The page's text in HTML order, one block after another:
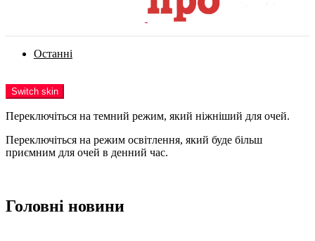
Останні
Switch skin
Переключіться на темний режим, який ніжніший для очей.
Переключіться на режим освітлення, який буде більш
приємним для очей в денний час.
Головні новини